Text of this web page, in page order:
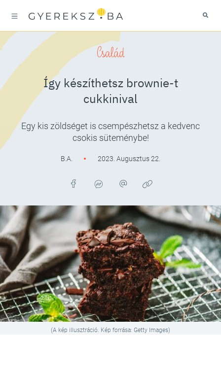
Család
Így készíthetsz brownie-t
cukkinival
Egy kis zöldséget is csempészhetsz a kedvenc
csokis süteménybe!
B.A. 2023. Augusztus 22.
(A kép illusztráció. Kép forrása: Getty Images)